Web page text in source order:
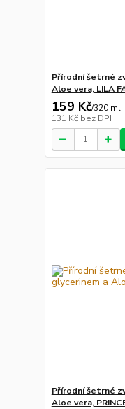
Přírodní šetrné
Aloe vera, LILA
159 Kč/320 ml
131 Kč bez DPH
Přírodní šetrné
Aloe vera,